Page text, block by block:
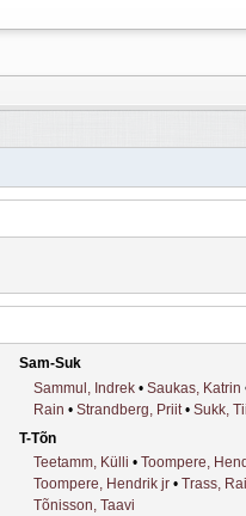
Sam-Suk
Sammul, Indrek • Saukas, Katrin
Rain • Strandberg, Priit • Sukk,
T-Tõn
Teetamm, Külli • Toompere,
Toompere, Hendrik jr • Trass,
Tõnisson, Taavi